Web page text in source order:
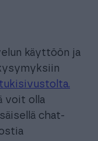
käyttöön ja
voit olla
chat-